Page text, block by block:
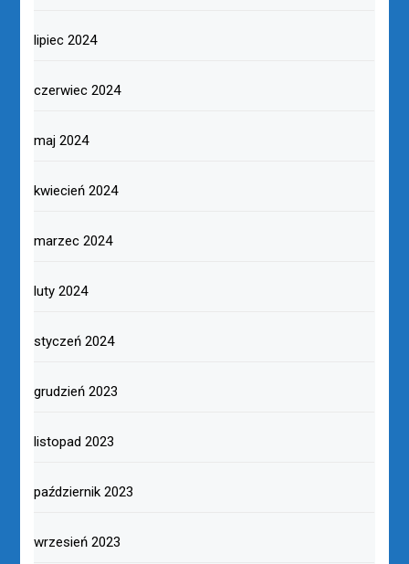
lipiec 2024
czerwiec 2024
maj 2024
kwiecień 2024
marzec 2024
luty 2024
styczeń 2024
grudzień 2023
listopad 2023
październik 2023
wrzesień 2023